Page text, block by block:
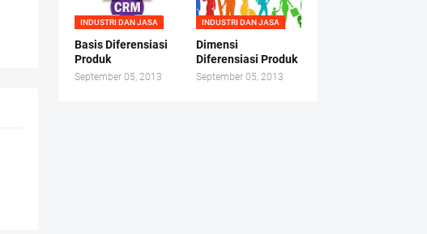
INDUSTRI DAN JASA
Basis Diferensiasi
Produk
September 05, 2013
INDUSTRI DAN JASA
Dimensi
Diferensiasi Produk
September 05, 2013